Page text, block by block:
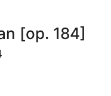
[op. 184]